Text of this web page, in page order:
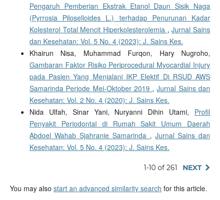
Pengaruh Pemberian Ekstrak Etanol Daun Sisik Naga
(Pyrrosia Piloselloides L.) terhadap Penurunan Kadar
Kolesterol Total Mencit Hiperkolesterolemia ,Jurnal Sains
dan Kesehatan: Vol. 5 No. 4 (2023): J. Sains Kes.
Khairun Nisa, Muhammad Furqon, Hary Nugroho,
Gambaran Faktor Risiko Periprocedural Myocardial Injury
pada Pasien Yang Menjalani IKP Elektif Di RSUD AWS
Samarinda Periode Mei-Oktober 2019 ,Jurnal Sains dan
Kesehatan: Vol. 2 No. 4 (2020): J. Sains Kes.
Nida Ulfah, Sinar Yani, Nuryanni Dihin Utami, Profil
Penyakit Periodontal di Rumah Sakit Umum Daerah
Abdoel Wahab Sjahranie Samarinda ,Jurnal Sains dan
Kesehatan: Vol. 5 No. 4 (2023): J. Sains Kes.
1-10 of 261 NEXT
You may also start an advanced similarity search for this article.